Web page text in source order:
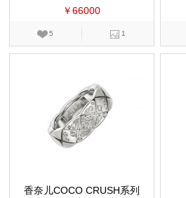
￥66000
5 1
香奈儿COCO CRUSH系列